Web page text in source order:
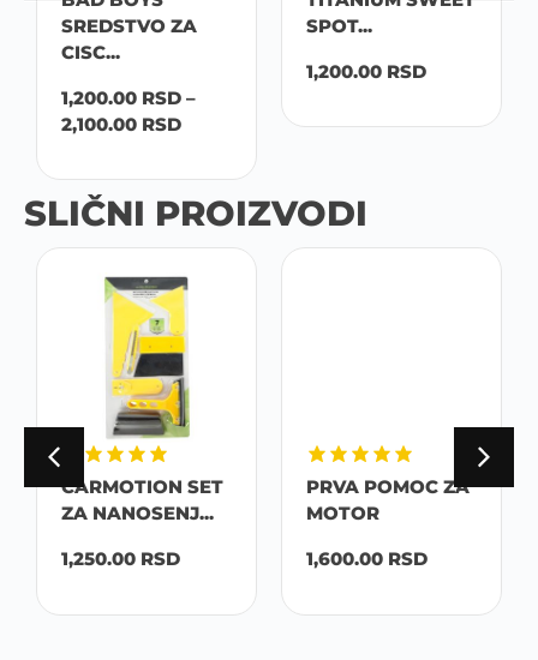
SREDSTVO ZA
CISC...
1,200.00 RSD –
2,100.00 RSD
SPOT...
1,200.00 RSD
SLIČNI PROIZVODI
CARMOTION SET
ZA NANOSENJ...
1,250.00 RSD
PRVA POMOC ZA
MOTOR
1,600.00 RSD